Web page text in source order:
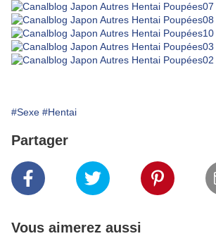
#Sexe #Hentai
Partager
Vous aimerez aussi